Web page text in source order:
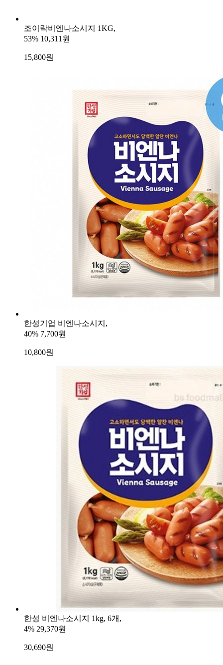
조이락비엔나소시지 1KG,
53% 10,311원
15,800원
한성기업 비엔나소시지,
40% 7,700원
10,800원
한성 비엔나소시지 1kg, 6개,
4% 29,370원
30,690원